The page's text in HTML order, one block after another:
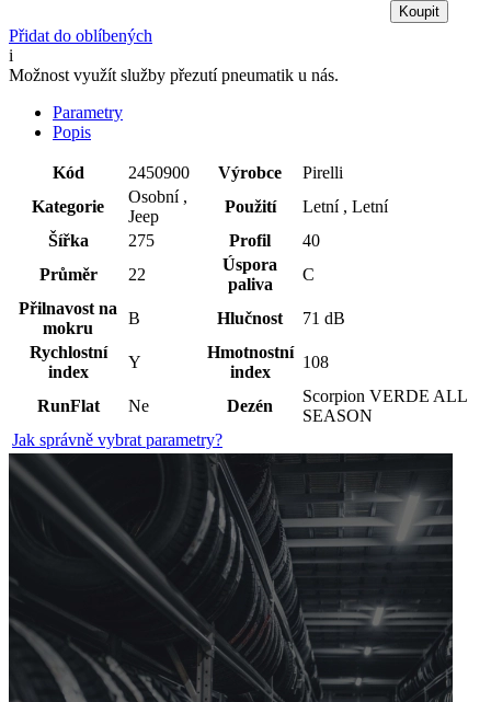
Koupit
Přidat do oblíbených
i
Možnost využít služby přezutí pneumatik u nás.
Parametry
Popis
Kód 2450900 Výrobce
Pirelli
Kategorie
Osobní ,
Jeep
Použití
Letní , Letní
Šířka
275 Profil
40
Průměr
22
Úspora
paliva
C
Přilnavost na
mokru
B Hlučnost
71 dB
Rychlostní
index
Y
Hmotnostní
index
108
RunFlat Ne Dezén
Scorpion VERDE ALL
SEASON
Jak správně vybrat parametry?